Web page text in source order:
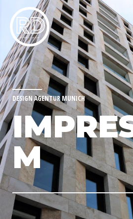
DESIGN AGENTUR MUNICH
M